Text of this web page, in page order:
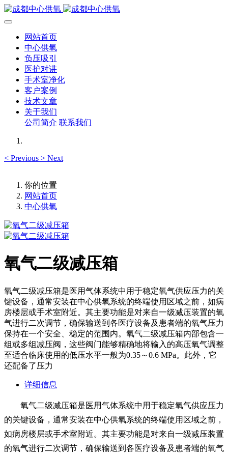
网站首页
中心供氧
负压吸引
医护对讲
手术室净化
客户案例
技术文章
关于我们
公司简介 联系我们
< Previous > Next
你的位置
网站首页
中心供氧
氧气二级减压箱
氧气二级减压箱是医用气体系统中用于稳定氧气供应压力的关
键设备，通常安装在中心供氧系统的终端使用区域之前，如病
房楼层或手术室附近。其主要功能是对来自一级减压装置的氧
气进行二次调节，确保输送到各医疗设备及患者端的氧气压力
保持在一个安全、稳定的范围内。氧气二级减压箱内部包含一
组或多组减压阀，这些阀门能够精确地将输入的高压氧气调整
至适合临床使用的低压水平一般为0.35～0.6 MPa。此外，它
还配备了压力
详细信息
氧气二级减压箱是医用气体系统中用于稳定氧气供应压力
的关键设备，通常安装在中心供氧系统的终端使用区域之前，
如病房楼层或手术室附近。其主要功能是对来自一级减压装置
的氧气进行二次调节，确保输送到各医疗设备及患者端的氧气